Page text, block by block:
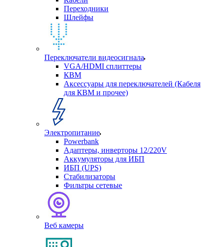
Переходники
Шлейфы
Переключатели видеосигнала
VGA/HDMI сплиттеры
КВМ
Аксессуары для переключателей (Кабеля
для КВМ и прочее)
Электропитание
Powerbank
Адаптеры, инверторы 12/220V
Аккумуляторы для ИБП
ИБП (UPS)
Стабилизаторы
Фильтры сетевые
Веб камеры